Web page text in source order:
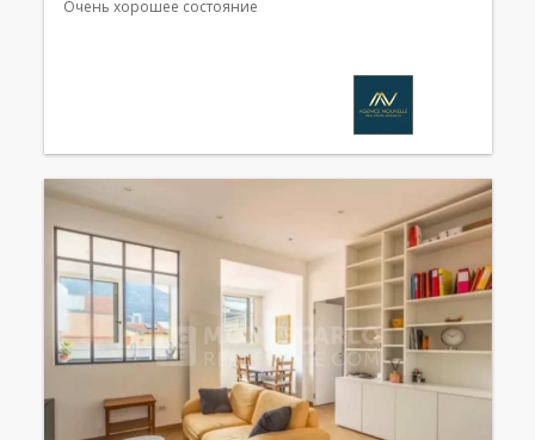
Очень хорошее состояние